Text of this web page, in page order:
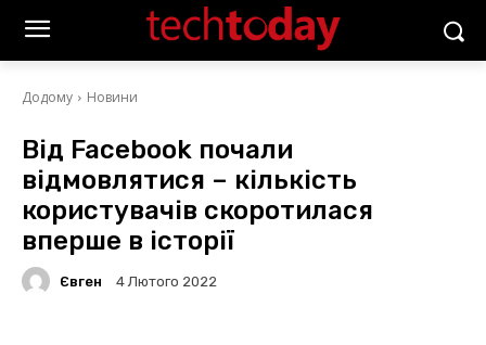
Додому Новини
Від Facebook почали
відмовлятися – кількість
користувачів скоротилася
вперше в історії
Євген 4 Лютого 2022